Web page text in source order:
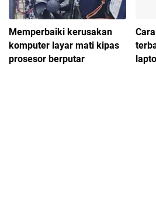
Memperbaiki kerusakan
komputer layar mati kipas
prosesor berputar